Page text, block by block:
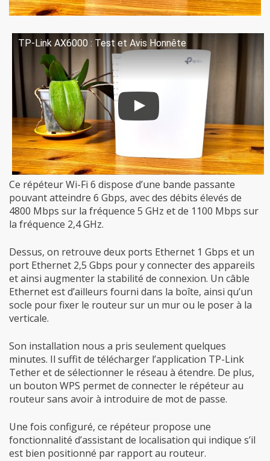
TP-Link AX6000 : Test et Avis Honnête
Ce répéteur Wi-Fi 6 dispose d’une bande passante
pouvant atteindre 6 Gbps, avec des débits élevés de
4800 Mbps sur la fréquence 5 GHz et de 1100 Mbps sur
la fréquence 2,4 GHz.
Dessus, on retrouve deux ports Ethernet 1 Gbps et un
port Ethernet 2,5 Gbps pour y connecter des appareils
et ainsi augmenter la stabilité de connexion. Un câble
Ethernet est d’ailleurs fourni dans la boîte, ainsi qu’un
socle pour fixer le routeur sur un mur ou le poser à la
verticale.
Son installation nous a pris seulement quelques
minutes. Il suffit de télécharger l’application TP-Link
Tether et de sélectionner le réseau à étendre. De plus,
un bouton WPS permet de connecter le répéteur au
routeur sans avoir à introduire de mot de passe.
Une fois configuré, ce répéteur propose une
fonctionnalité d’assistant de localisation qui indique s’il
est bien positionné par rapport au routeur.